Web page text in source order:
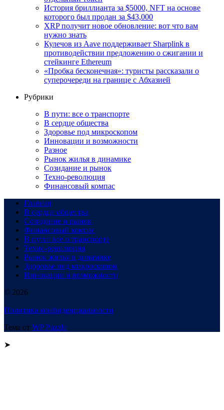
История бриллианта за $5000, NFT на основе
которого был продан за $43,000
XRP получит новое обновление: вот что вам
нужно знать
Кулечов из Aave поддерживает Sharplink в
противодействии предложению о сжигании и
стейкинге Ethereum
«Пробка бесконечная»: туристы рассказали о
суперочереди на границе с Абхазией
Рубрики
В пути: все о транспорте
В сердце общества
Здоровье под микроскопом
Инновации и возможности
Разное
Рынок жилья в динамике
Созидание и рынок
Техно-революция
Финансовый компас
Главная
В сердце общества
Созидание и рынок
Финансовый компас
В пути: все о транспорте
Техно-революция
Рынок жилья в динамике
Здоровье под микроскопом
Инновации и возможности
© 2026
Политика конфиденциальности
Тема от WP Puzzle
➤